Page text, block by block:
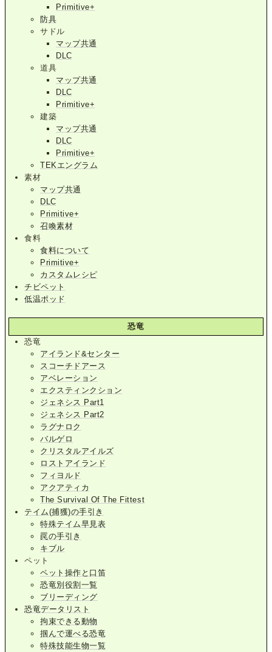
Primitive+
防具
サドル
マップ共通
DLC
道具
マップ共通
DLC
Primitive+
建築
マップ共通
DLC
Primitive+
TEKエングラム
素材
マップ共通
DLC
Primitive+
召喚素材
食料
食料について
Primitive+
カスタムレシピ
チビペット
低温ポッド
恐竜
恐竜
アイランド&センター
スコーチドアース
アベレーション
エクスティンクション
ジェネシス Part1
ジェネシス Part2
ラグナロク
バルゲロ
クリスタルアイルズ
ロストアイランド
フィヨルド
アクアティカ
The Survival Of The Fittest
テイム(捕獲)の手引き
特殊テイム早見表
罠の手引き
キブル
ペット
ペット操作と口笛
恐竜別役割一覧
ブリーディング
恐竜データリスト
拘束できる動物
掴んで運べる恐竜
特殊技能生物一覧